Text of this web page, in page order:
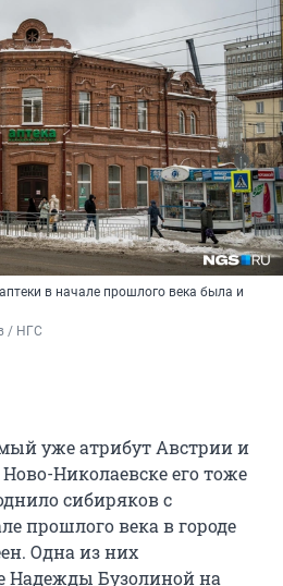
в начале прошлого века была и
/ НГС
уже атрибут Австрии и
Николаевске его тоже
сибиряков с
прошлого века в городе
Одна из них
Надежды Бузолиной на